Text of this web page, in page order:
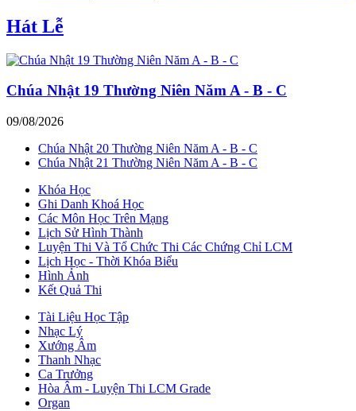
Hát Lễ
Chúa Nhật 19 Thường Niên Năm A - B - C
09/08/2026
Chúa Nhật 20 Thường Niên Năm A - B - C
Chúa Nhật 21 Thường Niên Năm A - B - C
Khóa Học
Ghi Danh Khoá Học
Các Môn Học Trên Mạng
Lịch Sử Hình Thành
Luyện Thi Và Tổ Chức Thi Các Chứng Chỉ LCM
Lịch Học - Thời Khóa Biểu
Hình Ảnh
Kết Quả Thi
Tài Liệu Học Tập
Nhạc Lý
Xướng Âm
Thanh Nhạc
Ca Trưởng
Hòa Âm - Luyện Thi LCM Grade
Organ